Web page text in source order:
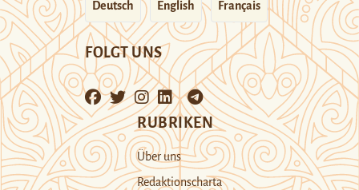
Deutsch English Français
FOLGT UNS
RUBRIKEN
Über uns
Redaktionscharta